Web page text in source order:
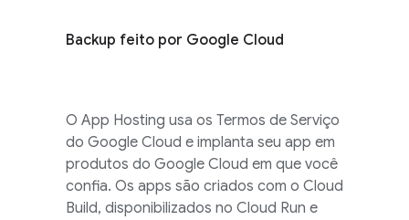
Backup feito por Google Cloud
O App Hosting usa os Termos de Serviço
do Google Cloud e implanta seu app em
produtos do Google Cloud em que você
confia. Os apps são criados com o Cloud
Build, disponibilizados no Cloud Run e